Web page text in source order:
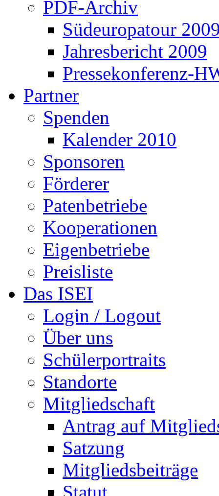
PDF-Archiv
Südeuropatour
Jahresbericht 2009
Pressekonferenz-
Partner
Spenden
Kalender 2010
Sponsoren
Förderer
Patenbetriebe
Kooperationen
Eigenbetriebe
Preisliste
Das ISEI
Login / Logout
Über uns
Schülerportraits
Standorte
Mitgliedschaft
Antrag auf
Satzung
Mitgliedsbeiträge